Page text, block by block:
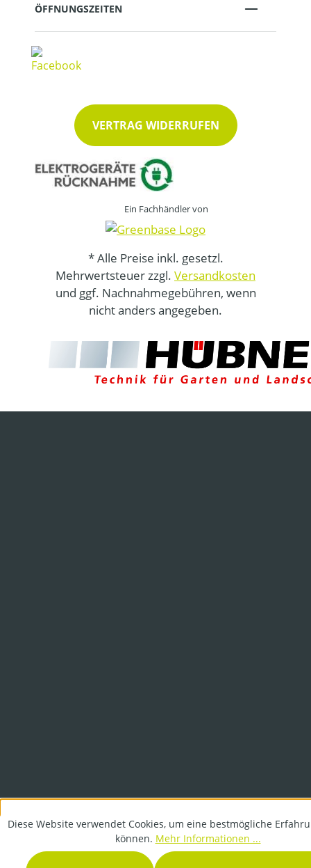
ÖFFNUNGSZEITEN
VERTRAG WIDERRUFEN
Ein Fachhändler von
* Alle Preise inkl. gesetzl.
Mehrwertsteuer zzgl. Versandkosten
und ggf. Nachnahmegebühren, wenn
nicht anders angegeben.
Diese Website verwendet Cookies, um eine bestmögliche
können. Mehr Informationen ...